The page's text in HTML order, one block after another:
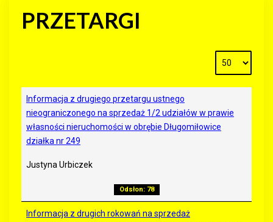
PRZETARGI
Informacja z drugiego przetargu ustnego
nieograniczonego na sprzedaż 1/2 udziałów w prawie
własności nieruchomości w obrębie Długomiłowice
działka nr 249
Justyna Urbiczek
Odsłon: 78
Informacja z drugich rokowań na sprzedaż